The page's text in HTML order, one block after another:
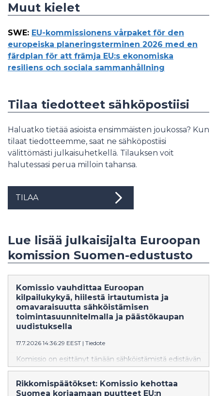
Muut kielet
SWE: EU-kommissionens vårpaket för den
europeiska planeringsterminen 2026 med en
färdplan för att främja EU:s ekonomiska
resiliens och sociala sammanhållning
Tilaa tiedotteet sähköpostiisi
Haluatko tietää asioista ensimmäisten joukossa? Kun
tilaat tiedotteemme, saat ne sähköpostiisi
välittömästi julkaisuhetkellä. Tilauksen voit
halutessasi perua milloin tahansa.
TILAA
Lue lisää julkaisijalta Euroopan
komission Suomen-edustusto
Komissio vauhdittaa Euroopan
kilpailukykyä, hiilestä irtautumista ja
omavaraisuutta sähköistämisen
toimintasuunnitelmalla ja päästökaupan
uudistuksella
17.7.2026 14:36:29 EEST | Tiedote
Komissio on esittänyt tänään sähköistämistä edistävän
toimintasuunnitelman, jonka tavoitteena on tehdä
Euroopasta ensimmäinen sähköön perustuva
maanosa. Samalla komissio ehdottaa hiilimarkkinoiden
Rikkomispäätökset: Komissio kehottaa
Suomea korjaamaan puutteet EU:n